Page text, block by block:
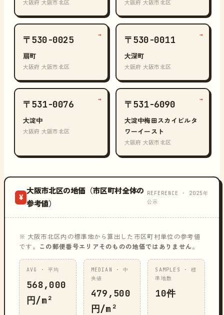
大阪府 大阪市北区 大阪府 大阪市北区
〒530-0025
扇町
大阪府 大阪市北区
→ 〒530-0011
大深町
大阪府 大阪市北区
→
〒531-0076
大淀中
大阪府 大阪市北区
→ 〒531-6090
大淀中梅田スカイビルタ
ワーイースト
大阪府 大阪市北区
→
¥
大阪市北区の地価（市区町村全体の
参考値）
REFERENCE · 2025年
公示
※ 大阪市北区内の標準地から算出した市区町村単位の参考値
です。
この郵便番号エリアそのものの地価ではありません。
AVG · 平均
568,000
円/m²
MEDIAN · 中
央値
479,500
円/m²
SAMPLES · 標
準地数
10件